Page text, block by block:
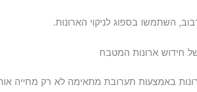
השתמשו בספוג לניקוי הארונות.
חידוש ארונות המטבח
באמצעות תערובת מתאימה לא רק מחייה